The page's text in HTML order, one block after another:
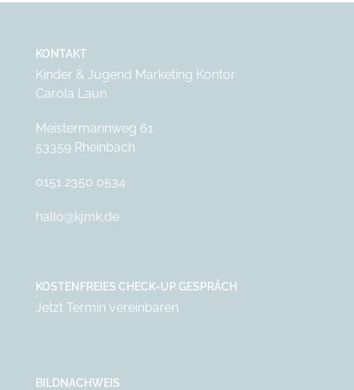
KONTAKT
Kinder & Jugend Marketing Kontor
Carola Laun
Meistermannweg 61
53359 Rheinbach
0151 2350 0534
hallo@kjmk.de
KOSTENFREIES CHECK-UP GESPRÄCH
Jetzt Termin vereinbaren
BILDNACHWEIS